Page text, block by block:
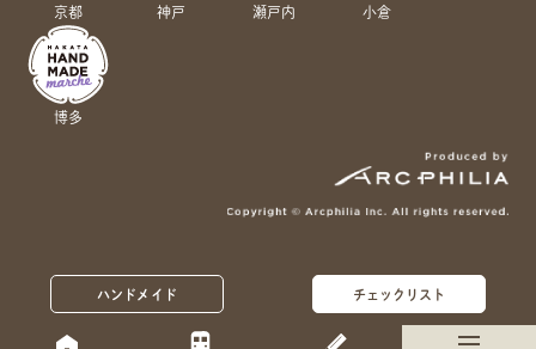
ハンドメイド チェックリスト
京都 神戸 瀬戸内 小倉
博多